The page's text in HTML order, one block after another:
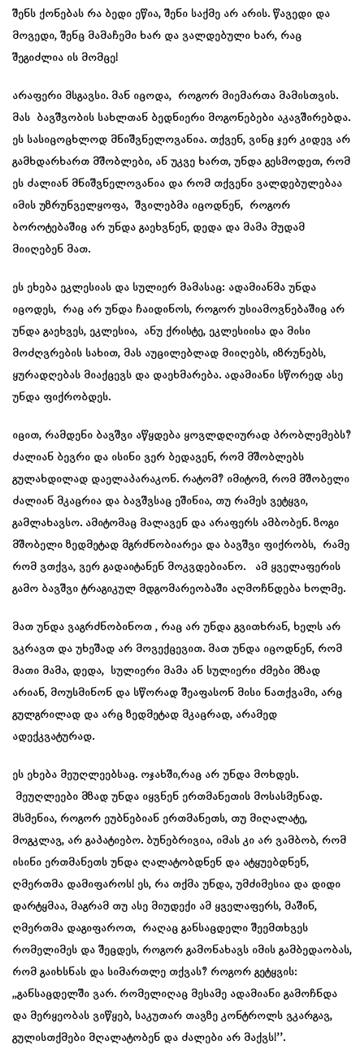
შენს ქონებას რა ბედი ეწია, შენი საქმე არ არის. წავედი და
მოვედი, შენც მამაჩემი ხარ და ვალდებული ხარ, რაც
შეგიძლია ის მომცე!
არაფერი მსგავსი. მან იცოდა, როგორ მიემართა მამისთვის.
მას ბავშვობის სახლთან ბედნიერი მოგონებები აკავშირებდა.
ეს სასიცოცხლოდ მნიშვნელოვანია. თქვენ, ვინც ჯერ კიდევ არ
გამხდარხართ მშობლები, ან უკვე ხართ, უნდა გესმოდეთ, რომ
ეს ძალიან მნიშვნელოვანია და რომ თქვენი ვალდებულებაა
იმის უზრუნველყოფა, შვილებმა იცოდნენ, როგორ
ბოროტებაშიც არ უნდა გაეხვნენ, დედა და მამა მუდამ
მიიღებენ მათ.
ეს ეხება ეკლესიას და სულიერ მამასაც: ადამიანმა უნდა
იცოდეს, რაც არ უნდა ჩაიდინოს, როგორ უსიამოვნებაშიც არ
უნდა გაეხვეს, ეკლესია, ანუ ქრისტე, ეკლესიისა და მისი
მოძღვრების სახით, მას აუცილებლად მიიღებს, იზრუნებს,
ყურადღებას მიაქცევს და დაეხმარება. ადამიანი სწორედ ასე
უნდა ფიქრობდეს.
იცით, რამდენი ბავშვი აწყდება ყოვლდღიურად პრობლემებს?
ძალიან ბევრი და ისინი ვერ ბედავენ, რომ მშობლებს
გულახდილად დაელაპარაკონ. რატომ? იმიტომ, რომ მშობელი
ძალიან მკაცრია და ბავშვსაც ეშინია, თუ რამეს ვეტყვი,
გამლახავსო. ამიტომაც მალავენ და არაფერს ამბობენ. ზოგი
მშობელი ზედმეტად მგრძნობიარეა და ბავშვი ფიქრობს, რამე
რომ ვთქვა, ვერ გადაიტანენ მოკვდებიანო. ამ ყველაფერის
გამო ბავშვი ტრაგიკულ მდგომარეობაში აღმოჩნდება ხოლმე.
მათ უნდა ვაგრძნობინოთ , რაც არ უნდა გვითხრან, ხელს არ
ვკრავთ და უხეშად არ მოვექცევით. მათ უნდა იცოდნენ, რომ
მათი მამა, დედა, სულიერი მამა ან სულიერი ძმები მზად
არიან, მოუსმინონ და სწორად შეაფასონ მისი ნათქვამი, არც
გულგრილად და არც ზედმეტად მკაცრად, არამედ
ადექკვატურად.
ეს ეხება მეუღლეებსაც. ოჯახში,რაც არ უნდა მოხდეს.
მეუღლეები მზად უნდა იყვნენ ერთმანეთის მოსასმენად.
მსმენია, როგორ ეუბნებიან ერთმანეთს, თუ მიღალატე,
მოგკლავ, არ გაპატიებო. ბუნებრივია, იმას კი არ ვამბობ, რომ
ისინი ერთმანეთს უნდა ღალატობდნენ და ატყუებდნენ,
ღმერთმა დამიფაროს! ეს, რა თქმა უნდა, უმძიმესია და დიდი
დარტყმაა, მაგრამ თუ ასე მიუდექი ამ ყველაფერს, მაშინ,
ღმერთმა დაგიფაროთ, რაღაც განსაცდელი შეემთხვეს
რომელიმეს და შეცდეს, როგორ გამონახავს იმის გამბედაობას,
რომ გაიხსნას და სიმართლე თქვას? როგორ გეტყვის:
,,განსაცდელში ვარ. რომელიღაც მესამე ადამიანი გამოჩნდა
და მერყეობას ვიწყებ, საკუთარ თავზე კონტროლს ვკარგავ,
გულისთქმები მღალატობენ და ძალები არ მაქვს!’’.